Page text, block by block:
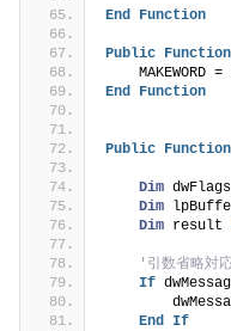
End Function
Public Function
MAKEWORD =
End
Function
Public Function
Dim dwFlags
Dim
Dim result
'引数省略対
If
End
If